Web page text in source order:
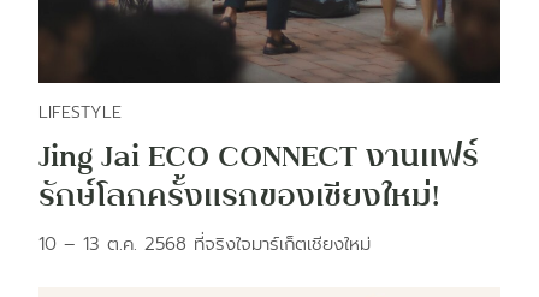
LIFESTYLE
Jing Jai ECO CONNECT งานแฟร์
รักษ์โลกครั้งแรกของเชียงใหม่!
10 – 13 ต.ค. 2568 ที่จริงใจมาร์เก็ตเชียงใหม่